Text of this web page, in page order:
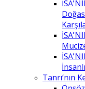
Tanrı’nın